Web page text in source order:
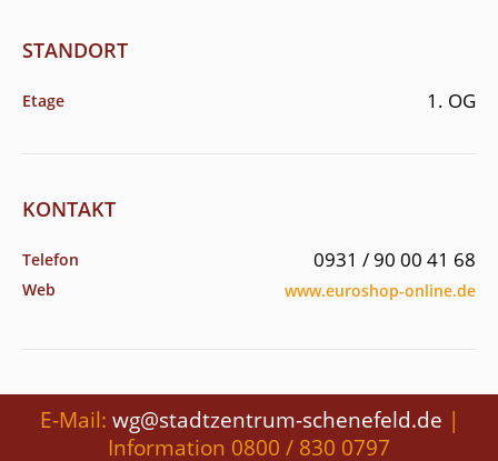
STANDORT
Etage 1. OG
KONTAKT
Telefon 0931 / 90 00 41 68
Web www.euroshop-online.de
E-Mail: wg@stadtzentrum-schenefeld.de |
Information 0800 / 830 0797